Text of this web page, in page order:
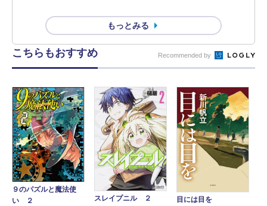
もっとみる
こちらもおすすめ Recommended by
９のパズルと魔法使
い ２
スレイプニル ２ 目には目を